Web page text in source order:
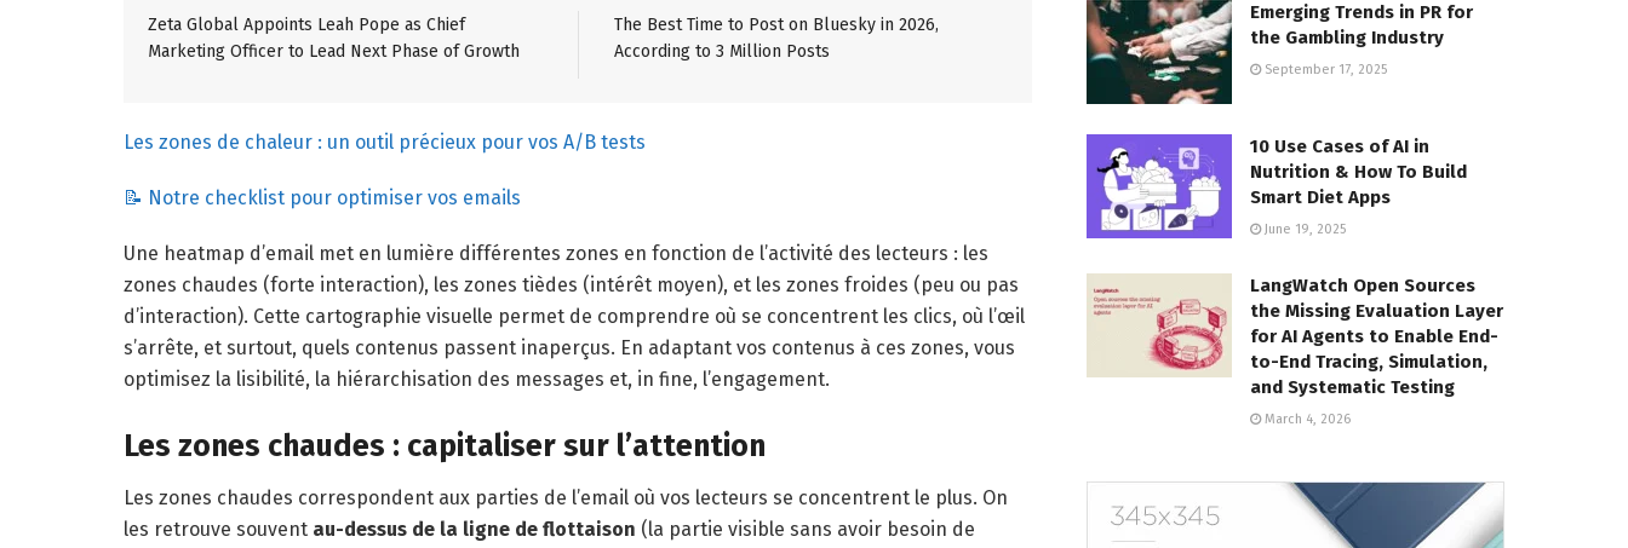
Zeta Global Appoints Leah Pope as Chief
Marketing Officer to Lead Next Phase of Growth
The Best Time to Post on Bluesky in 2026,
According to 3 Million Posts
Les zones de chaleur : un outil précieux pour vos A/B tests
📝 Notre checklist pour optimiser vos emails
Une heatmap d’email met en lumière différentes zones en fonction de l’activité des lecteurs : les
zones chaudes (forte interaction), les zones tièdes (intérêt moyen), et les zones froides (peu ou pas
d’interaction). Cette cartographie visuelle permet de comprendre où se concentrent les clics, où l’œil
s’arrête, et surtout, quels contenus passent inaperçus. En adaptant vos contenus à ces zones, vous
optimisez la lisibilité, la hiérarchisation des messages et, in fine, l’engagement.
Les zones chaudes : capitaliser sur l’attention
Les zones chaudes correspondent aux parties de l’email où vos lecteurs se concentrent le plus. On
les retrouve souvent au-dessus de la ligne de flottaison (la partie visible sans avoir besoin de
Emerging Trends in PR for
the Gambling Industry
September 17, 2025
10 Use Cases of AI in
Nutrition & How To Build
Smart Diet Apps
June 19, 2025
LangWatch Open Sources
the Missing Evaluation Layer
for AI Agents to Enable End-
to-End Tracing, Simulation,
and Systematic Testing
March 4, 2026